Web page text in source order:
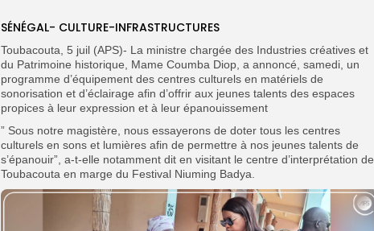
SÉNÉGAL- CULTURE-INFRASTRUCTURES
Toubacouta, 5 juil (APS)- La ministre chargée des Industries créatives et
du Patrimoine historique, Mame Coumba Diop, a annoncé, samedi, un
programme d’équipement des centres culturels en matériels de
sonorisation et d’éclairage afin d’offrir aux jeunes talents des espaces
propices à leur expression et à leur épanouissement
” Sous notre magistère, nous essayerons de doter tous les centres
culturels en sons et lumières afin de permettre à nos jeunes talents de
s’épanouir”, a-t-elle notamment dit en visitant le centre d’interprétation de
Toubacouta en marge du Festival Niuming Badya.